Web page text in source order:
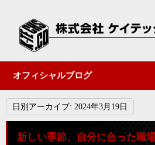
オフィシャルブログ
日別アーカイブ: 2024年3月19日
新しい季節、自分に合った職